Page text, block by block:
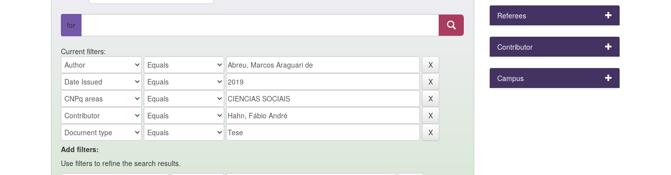
for
Current filters:
Add filters:
Use filters to refine the search results.
Referees
Contributor
Campus